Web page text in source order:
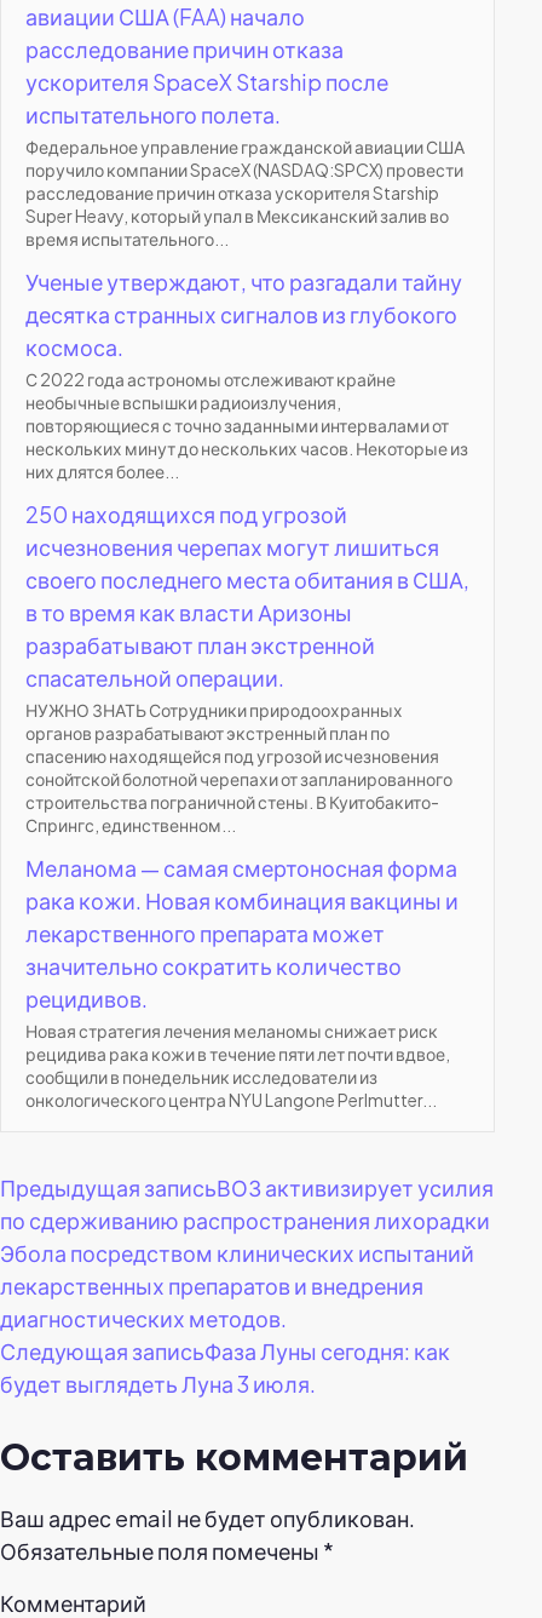
авиации США (FAA) начало
расследование причин отказа
ускорителя SpaceX Starship после
испытательного полета.
Федеральное управление гражданской авиации США
поручило компании SpaceX (NASDAQ:SPCX) провести
расследование причин отказа ускорителя Starship
Super Heavy, который упал в Мексиканский залив во
время испытательного...
Ученые утверждают, что разгадали тайну
десятка странных сигналов из глубокого
космоса.
С 2022 года астрономы отслеживают крайне
необычные вспышки радиоизлучения,
повторяющиеся с точно заданными интервалами от
нескольких минут до нескольких часов. Некоторые из
них длятся более...
250 находящихся под угрозой
исчезновения черепах могут лишиться
своего последнего места обитания в США,
в то время как власти Аризоны
разрабатывают план экстренной
спасательной операции.
НУЖНО ЗНАТЬ Сотрудники природоохранных
органов разрабатывают экстренный план по
спасению находящейся под угрозой исчезновения
сонойтской болотной черепахи от запланированного
строительства пограничной стены. В Куитобакито-
Спрингс, единственном...
Меланома — самая смертоносная форма
рака кожи. Новая комбинация вакцины и
лекарственного препарата может
значительно сократить количество
рецидивов.
Новая стратегия лечения меланомы снижает риск
рецидива рака кожи в течение пяти лет почти вдвое,
сообщили в понедельник исследователи из
онкологического центра NYU Langone Perlmutter...
Навигация
по
записям
Предыдущая записьВОЗ активизирует усилия
по сдерживанию распространения лихорадки
Эбола посредством клинических испытаний
лекарственных препаратов и внедрения
диагностических методов.
Следующая записьФаза Луны сегодня: как
будет выглядеть Луна 3 июля.
Оставить комментарий
Ваш адрес email не будет опубликован.
Обязательные поля помечены *
Комментарий